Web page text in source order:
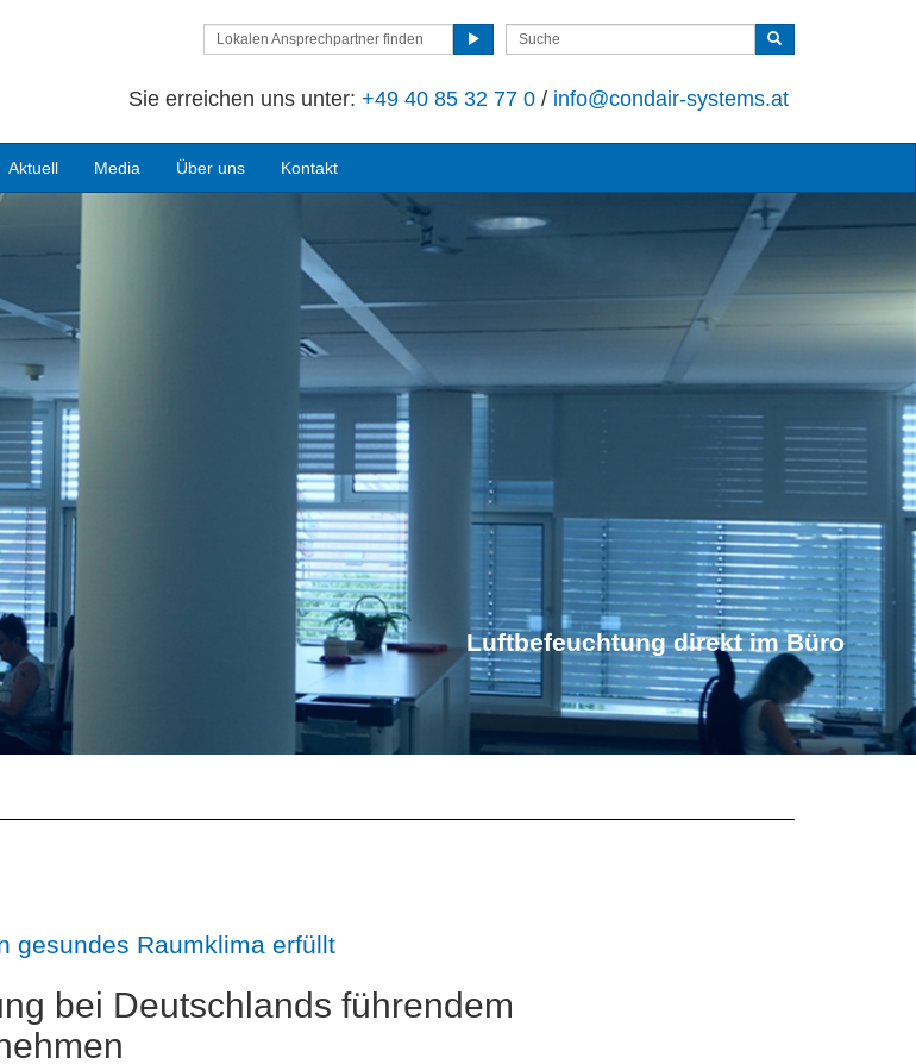
Lokalen Ansprechpartner finden
Sie erreichen uns unter: +49 40 85 32 77 0 / info@condair-systems.at
Aktuell Media Über uns Kontakt
Luftbefeuchtung direkt im Büro
gesundes Raumklima erfüllt
bei Deutschlands führendem